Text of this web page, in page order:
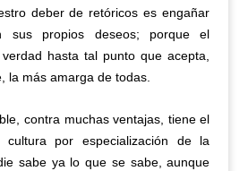
deber de retóricos es engañar
sus propios deseos; porque el
hasta tal punto que acepta,
la más amarga de todas.
contra muchas ventajas, tiene el
por especialización de la
sabe ya lo que se sabe, aunque